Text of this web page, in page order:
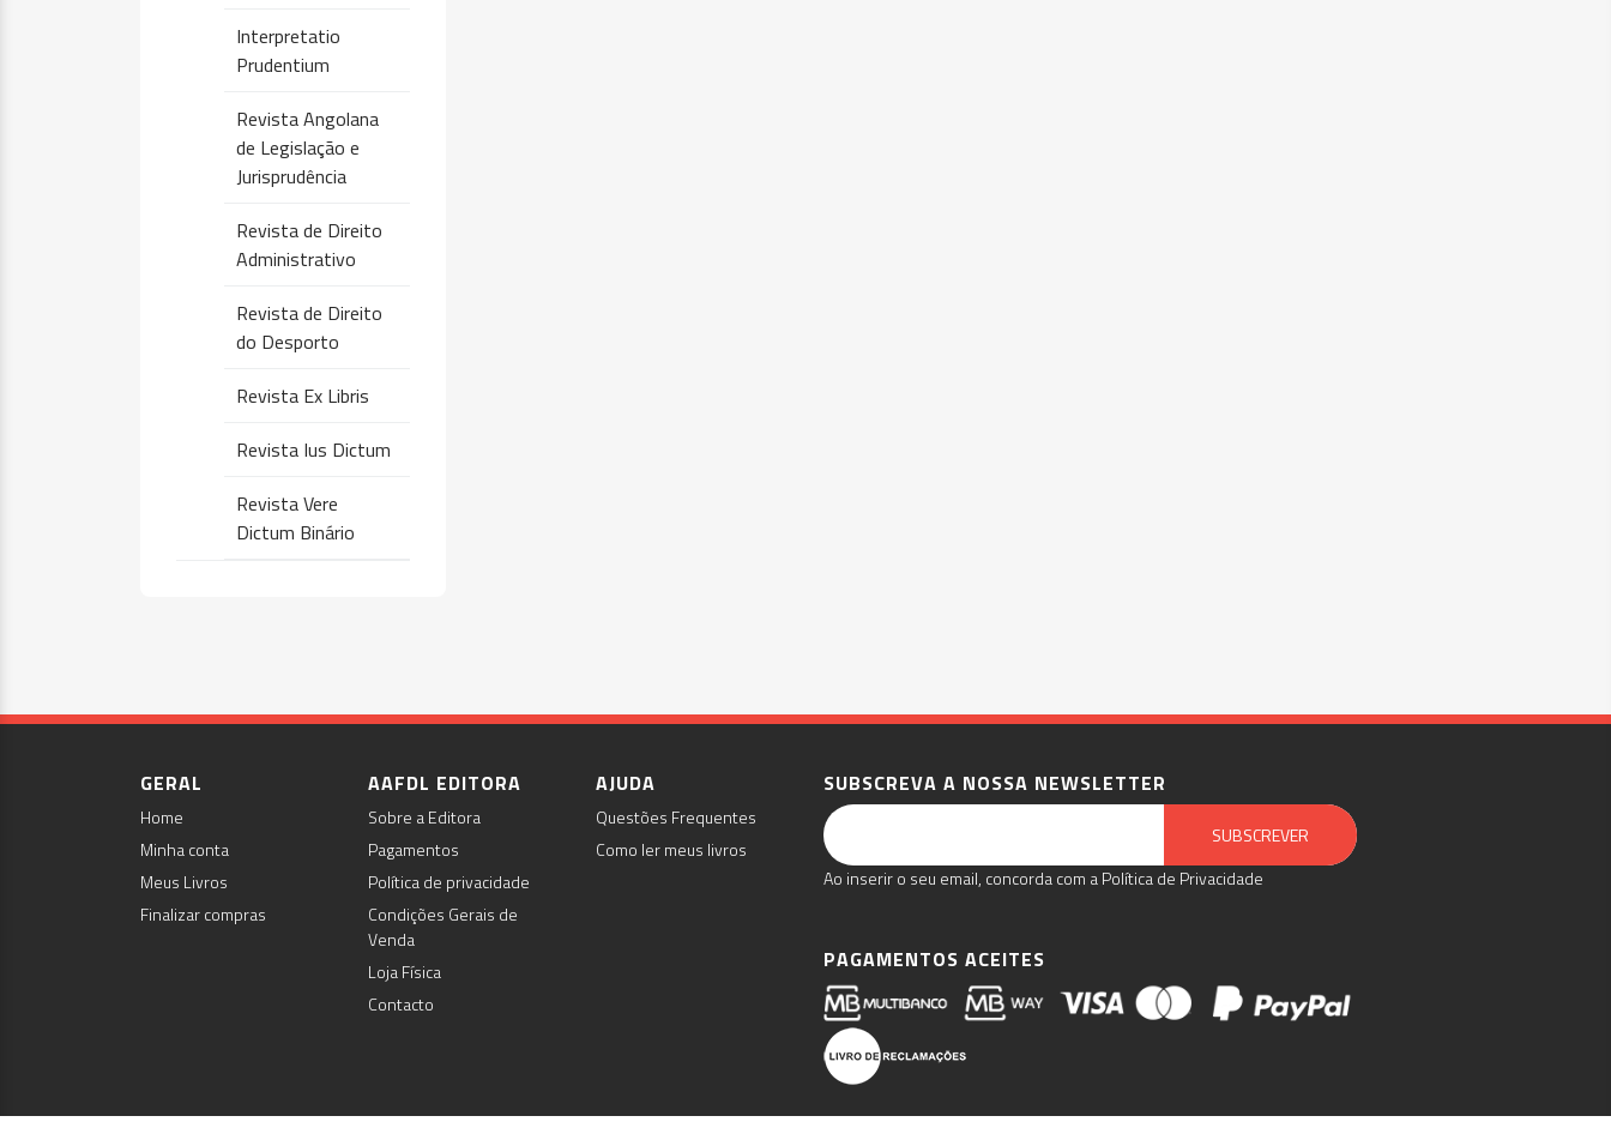
Interpretatio
Prudentium
Revista Angolana
de Legislação e
Jurisprudência
Revista de Direito
Administrativo
Revista de Direito
do Desporto
Revista Ex Libris
Revista Ius Dictum
Revista Vere
Dictum Binário
GERAL
Home
Minha conta
Meus Livros
Finalizar compras
AAFDL EDITORA
Sobre a Editora
Pagamentos
Política de privacidade
Condições Gerais de
Venda
Loja Física
Contacto
AJUDA
Questões Frequentes
Como ler meus livros
SUBSCREVA A NOSSA NEWSLETTER
SUBSCREVER
Email Marketing by E-goi
Ao inserir o seu email, concorda com a Política de Privacidade
PAGAMENTOS ACEITES